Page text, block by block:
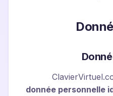
donnée personnelle